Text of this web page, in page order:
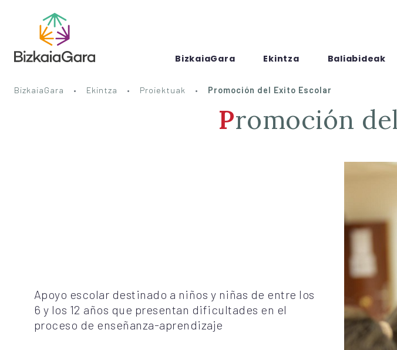
BizkaiaGara Ekintza Baliabideak
BizkaiaGara Ekintza Proiektuak Promoción del Exito Escolar
Promoción
Apoyo escolar destinado a niños y niñas de entre los
6 y los 12 años que presentan dificultades en el
proceso de enseñanza-aprendizaje